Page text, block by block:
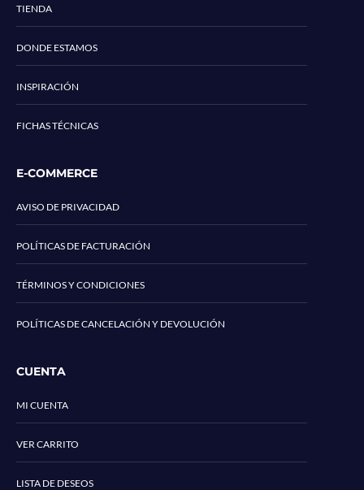
TIENDA
DONDE ESTAMOS
INSPIRACIÓN
FICHAS TÉCNICAS
E-COMMERCE
AVISO DE PRIVACIDAD
POLÍTICAS DE FACTURACIÓN
TÉRMINOS Y CONDICIONES
POLÍTICAS DE CANCELACIÓN Y DEVOLUCIÓN
CUENTA
MI CUENTA
VER CARRITO
LISTA DE DESEOS